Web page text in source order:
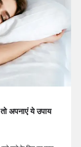
अपनाएं ये उपाय